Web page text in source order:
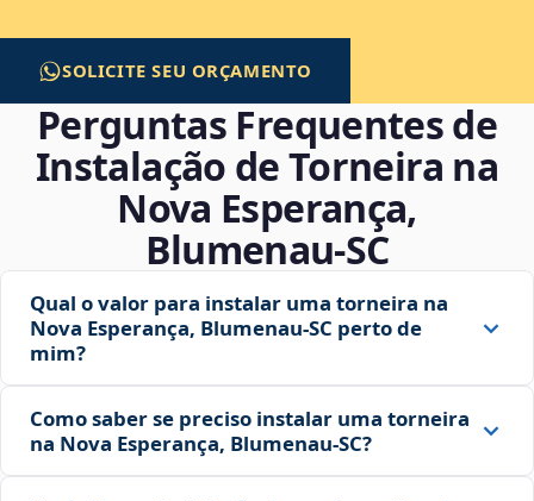
SOLICITE SEU ORÇAMENTO
Perguntas Frequentes de
Instalação de Torneira na
Nova Esperança,
Blumenau‑SC
Qual o valor para instalar uma torneira na
Nova Esperança, Blumenau‑SC perto de
mim?
Como saber se preciso instalar uma torneira
na Nova Esperança, Blumenau‑SC?